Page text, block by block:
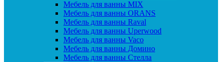
Мебель для ванны MIX
Мебель для ванны ORANS
Мебель для ванны Raval
Мебель для ванны Uperwood
Мебель для ванны Vaco
Мебель для ванны Домино
Мебель для ванны Стелла